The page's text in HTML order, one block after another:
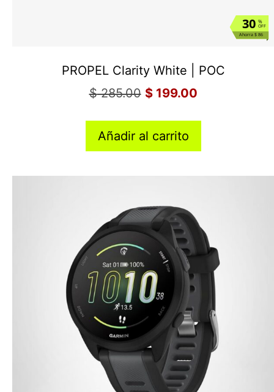
%
OFF
30
Ahorra $ 86
PROPEL Clarity White | POC
$285.00 $199.00
Añadir al carrito